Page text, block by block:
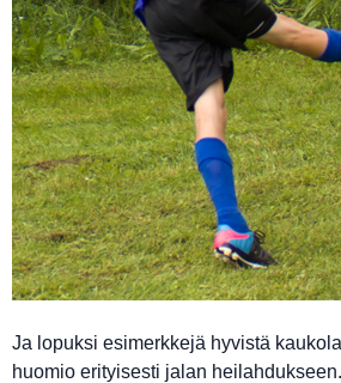
Ja lopuksi esimerkkejä hyvistä
huomio erityisesti jalan heilahdukseen.